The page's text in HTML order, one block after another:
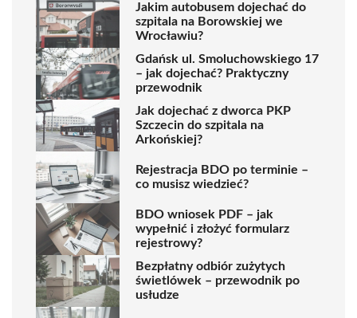
Jakim autobusem dojechać do
szpitala na Borowskiej we
Wrocławiu?
Gdańsk ul. Smoluchowskiego 17
– jak dojechać? Praktyczny
przewodnik
Jak dojechać z dworca PKP
Szczecin do szpitala na
Arkońskiej?
Rejestracja BDO po terminie –
co musisz wiedzieć?
BDO wniosek PDF – jak
wypełnić i złożyć formularz
rejestrowy?
Bezpłatny odbiór zużytych
świetlówek – przewodnik po
usłudze